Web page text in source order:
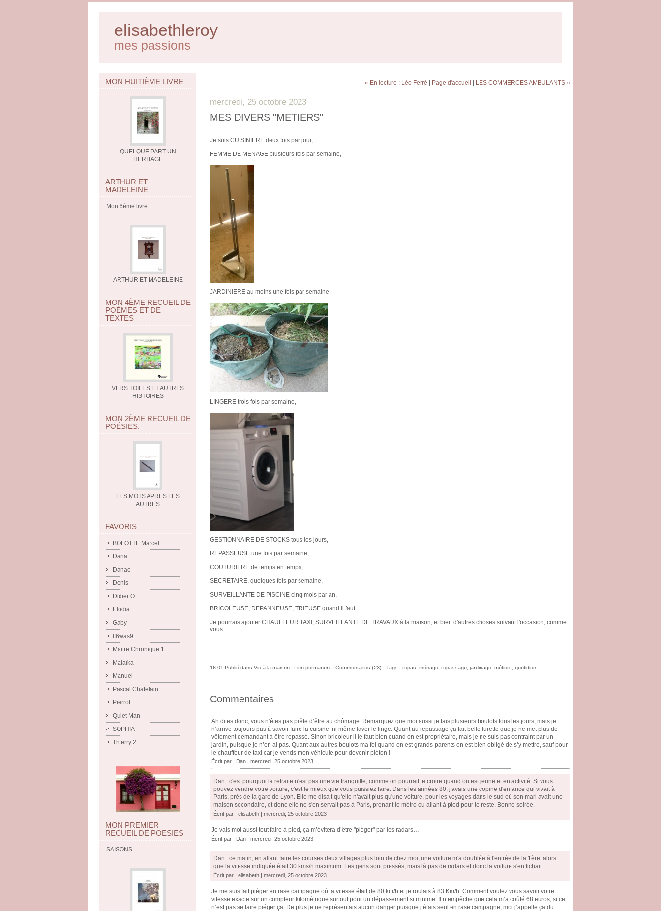
elisabethleroy
mes passions
MON HUITIÈME LIVRE
QUELQUE PART UN
HERITAGE
ARTHUR ET
MADELEINE
Mon 6ème livre
ARTHUR ET MADELEINE
MON 4ÈME RECUEIL DE
POÈMES ET DE
TEXTES
VERS TOILES ET AUTRES
HISTOIRES
MON 2ÈME RECUEIL DE
POÉSIES.
LES MOTS APRES LES
AUTRES
FAVORIS
BOLOTTE Marcel
Dana
Danae
Denis
Didier O.
Elodia
Gaby
If6was9
Maitre Chronique 1
Malaïka
Manuel
Pascal Chatelain
Pierrot
Quiet Man
SOPHIA
Thierry 2
MON PREMIER
RECUEIL DE POESIES
SAISONS
« En lecture : Léo Ferré Page d'accueil LES COMMERCES AMBULANTS »
mercredi, 25 octobre 2023
MES DIVERS "METIERS"
Je suis CUISINIERE deux fois par jour,
FEMME DE MENAGE plusieurs fois par semaine,
JARDINIERE au moins une fois par semaine,
LINGERE trois fois par semaine,
GESTIONNAIRE DE STOCKS tous les jours,
REPASSEUSE une fois par semaine,
COUTURIERE de temps en temps,
SECRETAIRE, quelques fois par semaine,
SURVEILLANTE DE PISCINE cinq mois par an,
BRICOLEUSE, DEPANNEUSE, TRIEUSE quand il faut.
Je pourrais ajouter CHAUFFEUR TAXI, SURVEILLANTE DE TRAVAUX à la maison, et bien d'autres choses suivant l'occasion, comme
vous.
16:01 Publié dans Vie à la maison | Lien permanent | Commentaires (23) | Tags : repas ménage repassage jardinage métiers quotidien
Commentaires
Ah dites donc, vous n’êtes pas prête d’être au chômage. Remarquez que moi aussi je fais plusieurs boulots tous les jours, mais je
n’arrive toujours pas à savoir faire la cuisine, ni même laver le linge. Quant au repassage ça fait belle lurette que je ne met plus de
vêtement demandant à être repassé. Sinon bricoleur il le faut bien quand on est propriétaire, mais je ne suis pas contraint par un
jardin, puisque je n’en ai pas. Quant aux autres boulots ma foi quand on est grands-parents on est bien obligé de s’y mettre, sauf pour
le chauffeur de taxi car je vends mon véhicule pour devenir piéton !
Écrit par : Dan | mercredi, 25 octobre 2023
Dan : c'est pourquoi la retraite n'est pas une vie tranquille, comme on pourrait le croire quand on est jeune et en activité. Si vous
pouvez vendre votre voiture, c'est le mieux que vous puissiez faire. Dans les années 80, j'avais une copine d'enfance qui vivait à
Paris, près de la gare de Lyon. Elle me disait qu'elle n'avait plus qu'une voiture, pour les voyages dans le sud où son mari avait une
maison secondaire, et donc elle ne s'en servait pas à Paris, prenant le métro ou allant à pied pour le reste. Bonne soirée.
Écrit par : elisabeth | mercredi, 25 octobre 2023
Je vais moi aussi tout faire à pied, ça m’évitera d’être "piéger" par les radars…
Écrit par : Dan | mercredi, 25 octobre 2023
Dan : ce matin, en allant faire les courses deux villages plus loin de chez moi, une voiture m'a doublée à l'entrée de la 1ère, alors
que la vitesse indiquée était 30 kms/h maximum. Les gens sont pressés, mais là pas de radars et donc la voiture s'en fichait.
Écrit par : elisabeth | mercredi, 25 octobre 2023
Je me suis fait piéger en rase campagne où la vitesse était de 80 km/h et je roulais à 83 Km/h. Comment voulez vous savoir votre
vitesse exacte sur un compteur kilométrique surtout pour un dépassement si minime. Il n’empêche que cela m’a coûté 68 euros, si ce
n’est pas se faire piéger ça. De plus je ne représentais aucun danger puisque j’étais seul en rase campagne, moi j’appelle ça du